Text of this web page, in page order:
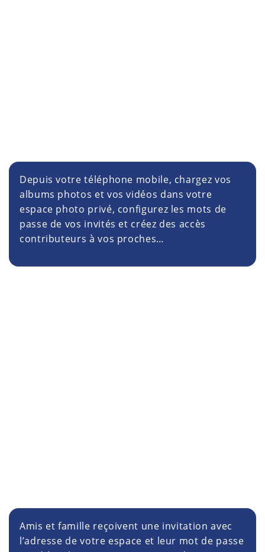
Depuis votre téléphone mobile, chargez vos
albums photos et vos vidéos dans votre
espace photo privé, configurez les mots de
passe de vos invités et créez des accès
contributeurs à vos proches…
Amis et famille reçoivent une invitation avec
l’adresse de votre espace et leur mot de passe